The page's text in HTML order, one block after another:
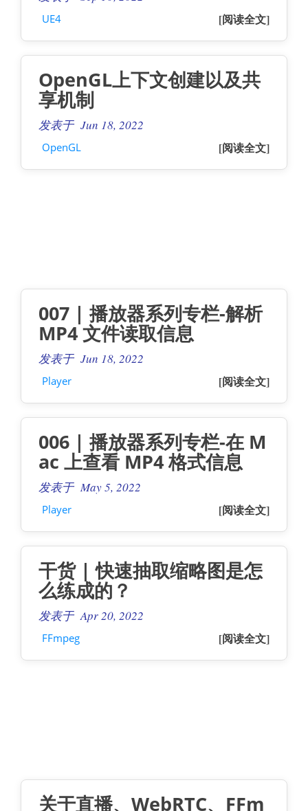
[阅读全文]
UE4
OpenGL上下文创建以及共
享机制
发表于 Jun 18, 2022
[阅读全文]
OpenGL
007 | 播放器系列专栏-解析
MP4 文件读取信息
发表于 Jun 18, 2022
[阅读全文]
Player
006 | 播放器系列专栏-在 M
ac 上查看 MP4 格式信息
发表于 May 5, 2022
[阅读全文]
Player
干货 | 快速抽取缩略图是怎
么练成的？
发表于 Apr 20, 2022
[阅读全文]
FFmpeg
关于直播、WebRTC、FFm